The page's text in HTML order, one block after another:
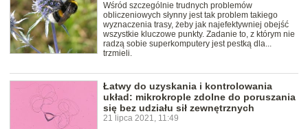
Wśród szczególnie trudnych problemów
obliczeniowych słynny jest tak problem takiego
wyznaczenia trasy, żeby jak najefektywniej obejść
wszystkie kluczowe punkty. Zadanie to, z którym nie
radzą sobie superkomputery jest pestką dla...
trzmieli.
Łatwy do uzyskania i kontrolowania
układ: mikrokrople zdolne do poruszania
się bez udziału sił zewnętrznych
21 lipca 2021, 11:49